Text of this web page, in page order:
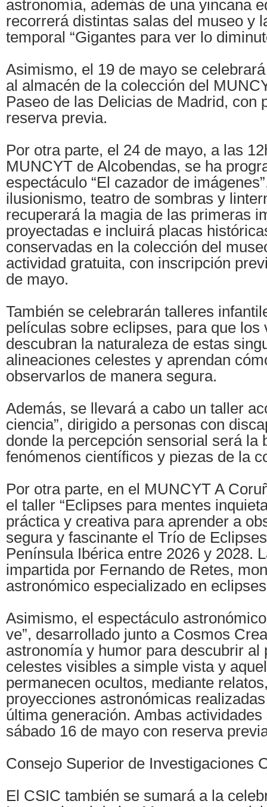
astronomía, además de una yincana
recorrerá distintas salas del museo y
temporal “Gigantes para ver lo
Asimismo, el 19 de mayo se
al almacén de la colección del
Paseo de las Delicias de Madrid, con
reserva previa.
Por otra parte, el 24 de mayo, a las
MUNCYT de Alcobendas, se ha
espectáculo “El cazador de
ilusionismo, teatro de sombras y
recuperará la magia de las primeras
proyectadas e incluirá placas
conservadas en la colección del
actividad gratuita, con inscripción
de mayo.
También se celebrarán talleres
películas sobre eclipses, para que los
descubran la naturaleza de estas
alineaciones celestes y aprendan
observarlos de manera segura.
Además, se llevará a cabo un taller
ciencia”, dirigido a personas con
donde la percepción sensorial será la
fenómenos científicos y piezas de la
Por otra parte, en el MUNCYT A
el taller “Eclipses para mentes
práctica y creativa para aprender a
segura y fascinante el Trío de
Península Ibérica entre 2026 y 2028.
impartida por Fernando de Retes,
astronómico especializado en
Asimismo, el espectáculo
ve”, desarrollado junto a Cosmos
astronomía y humor para descubrir al
celestes visibles a simple vista y
permanecen ocultos, mediante
proyecciones astronómicas
última generación. Ambas
sábado 16 de mayo con reserva
Consejo Superior de Investigaciones
El CSIC también se sumará a la